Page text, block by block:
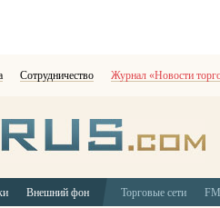
Сотрудничество Журнал «Новости
Внешний фон Торговые сети